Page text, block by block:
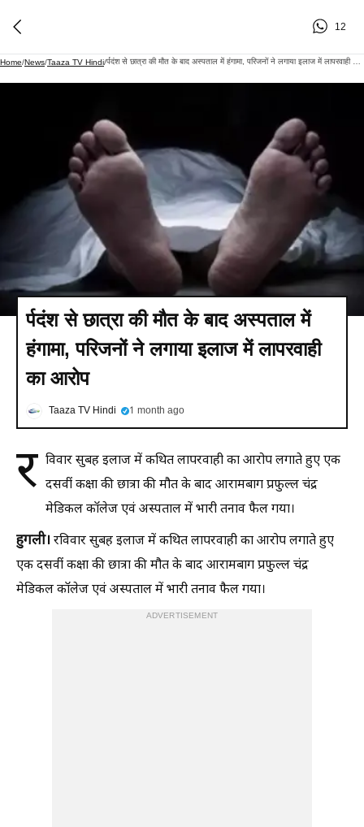
12
Home/News/Taaza TV Hindi/
र्पदंश से छात्रा की मौत के बाद अस्पताल में
हंगामा, परिजनों ने लगाया इलाज में लापरवाही
का आरोप
Taaza TV Hindi 1 month ago
र विवार सुबह इलाज में कथित लापरवाही का आरोप लगाते हुए एक
दसवीं कक्षा की छात्रा की मौत के बाद आरामबाग प्रफुल्ल चंद्र
मेडिकल कॉलेज एवं अस्पताल में भारी तनाव फैल गया।
हुगली। रविवार सुबह इलाज में कथित लापरवाही का आरोप लगाते हुए
एक दसवीं कक्षा की छात्रा की मौत के बाद आरामबाग प्रफुल्ल चंद्र
मेडिकल कॉलेज एवं अस्पताल में भारी तनाव फैल गया।
ADVERTISEMENT